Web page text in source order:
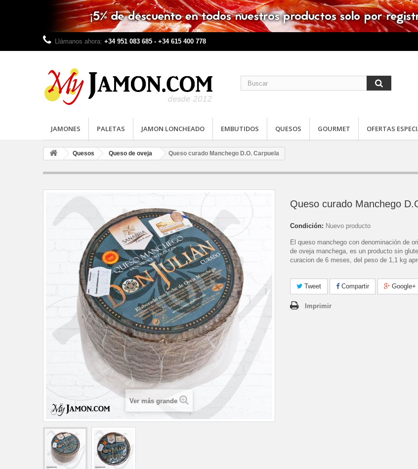
Llámanos ahora: +34 951 083 685 - +34 615 400 778
JAMONES PALETAS JAMON LONCHEADO EMBUTIDOS QUESOS GOURMET OFERTAS
Quesos Queso de oveja Queso curado Manchego D.O. Carpuela
Ver más grande
Queso curado Manchego
Condición: Nuevo producto
El queso manchego con denominación de
de oveja manchega, es un producto sin
curacion de 6 meses, del peso de 1,1 kg
Tweet Compartir Google+
Imprimir